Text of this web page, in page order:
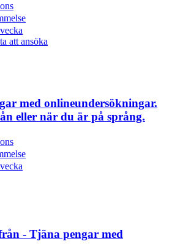
att ansöka
med onlineundersökningar.
eller när du är på språng.
- Tjäna pengar med